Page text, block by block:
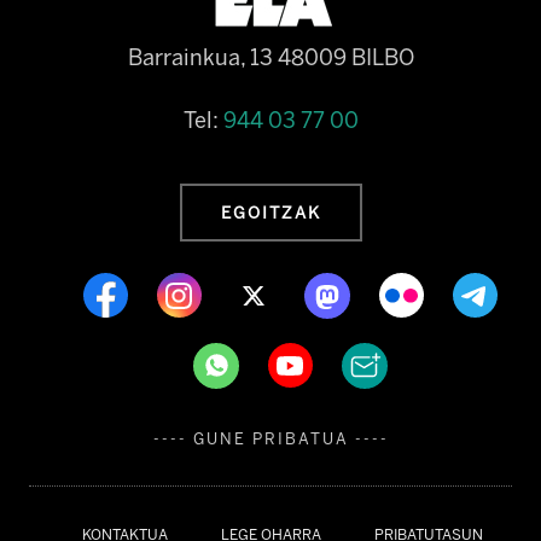
KONTAKTUA LEGE OHARRA PRIBATUTASUN
Barrainkua, 13 48009 BILBO
Tel: 944 03 77 00
EGOITZAK
---- GUNE PRIBATUA ----